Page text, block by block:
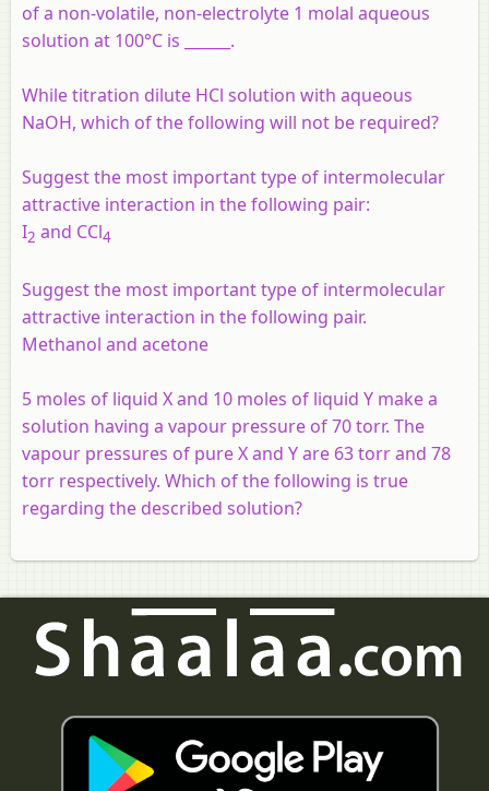
of a non-volatile, non-electrolyte 1 molal aqueous
solution at 100°C is ______.
While titration dilute HCl solution with aqueous
NaOH, which of the following will not be required?
Suggest the most important type of intermolecular
attractive interaction in the following pair:
I2 and CCl4
Suggest the most important type of intermolecular
attractive interaction in the following pair.
Methanol and acetone
5 moles of liquid X and 10 moles of liquid Y make a
solution having a vapour pressure of 70 torr. The
vapour pressures of pure X and Y are 63 torr and 78
torr respectively. Which of the following is true
regarding the described solution?